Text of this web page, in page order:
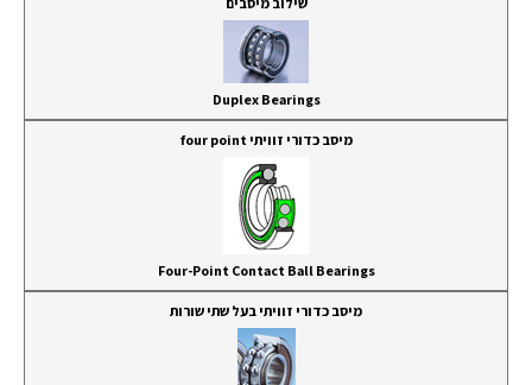
Duplex Bearings
מיסב כדורי זוויתי four point
Four-Point Contact Ball Bearings
מיסב כדורי זוויתי בעל שתי שורות